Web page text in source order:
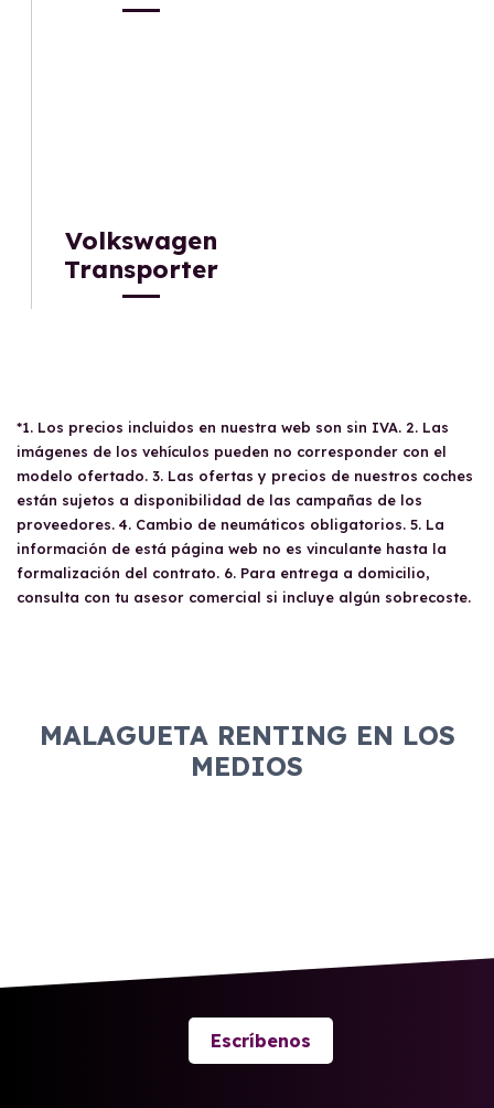
Volkswagen
Transporter
*1. Los precios incluidos en nuestra web son sin IVA. 2. Las
imágenes de los vehículos pueden no corresponder con el
modelo ofertado. 3. Las ofertas y precios de nuestros coches
están sujetos a disponibilidad de las campañas de los
proveedores. 4. Cambio de neumáticos obligatorios. 5. La
información de está página web no es vinculante hasta la
formalización del contrato. 6. Para entrega a domicilio,
consulta con tu asesor comercial si incluye algún sobrecoste.
MALAGUETA RENTING EN LOS
MEDIOS
Escríbenos